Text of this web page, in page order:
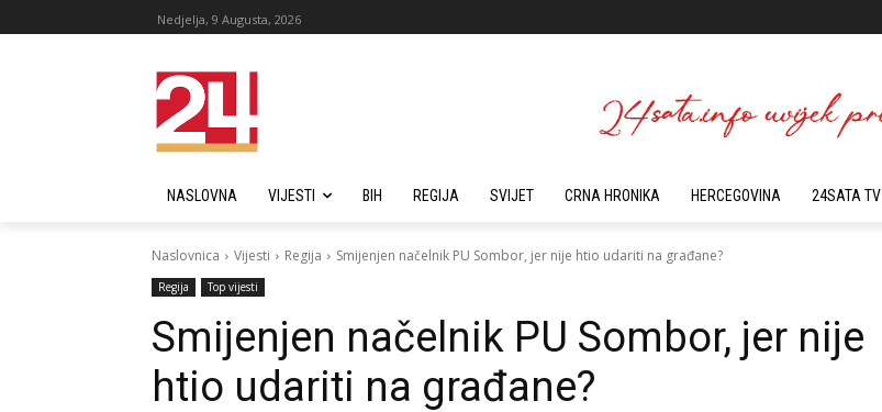
Nedjelja, 9 Augusta, 2026
NASLOVNA VIJESTI BIH REGIJA SVIJET CRNA HRONIKA HERCEGOVINA 24SATA TV
Naslovnica Vijesti Regija Smijenjen načelnik PU Sombor, jer nije htio udariti na građane?
Regija Top vijesti
Smijenjen načelnik PU Sombor, jer nije
htio udariti na građane?